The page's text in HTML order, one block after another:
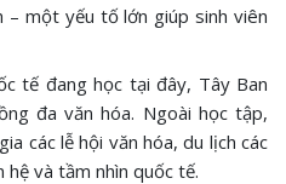
– một yếu tố lớn giúp sinh viên
tế đang học tại đây, Tây Ban
đa văn hóa. Ngoài học tập,
các lễ hội văn hóa, du lịch các
và tầm nhìn quốc tế.